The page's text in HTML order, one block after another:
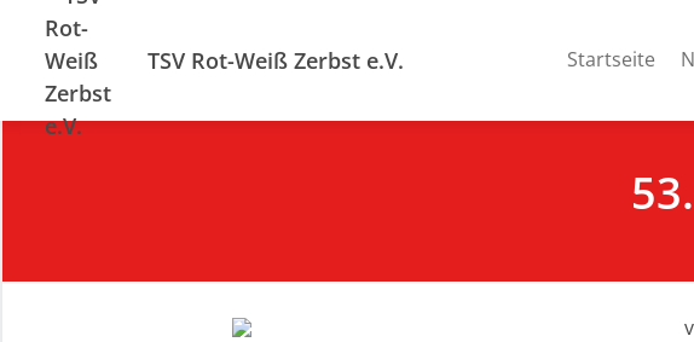
TSV Rot-Weiß Zerbst e.V. Startseite